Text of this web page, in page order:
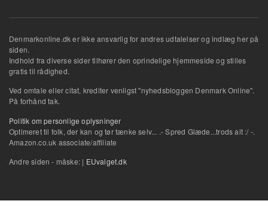
Denmarkonline.dk er ikke ansvarlig for andres udtalelser og indlæg her på
siden.
Indhold fra diverse sider tilhører den oprindelige hjemmeside og stilles
gratis til rådighed.
Ved omtale eller citat, krediter venligst "nyhedsbloggen Denmark Online".
På forhånd tak.
Politik om personlige oplysninger
Optimeret til folk, der kan og tør tænke selv... .- Spred Glæde...trods alt :/ -.
Amazon.co.uk associate/affiliate
Andre siden - måske: | EUvalget.dk